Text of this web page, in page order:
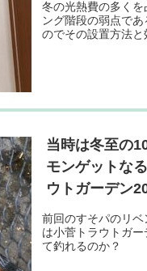
冬の光熱費の多く
ング階段の弱点で
のでその設置方法と
当時は冬至の
モンゲットな
ウトガーデン
前回のすそパのリ
は小菅トラウトガ
て釣れるのか？